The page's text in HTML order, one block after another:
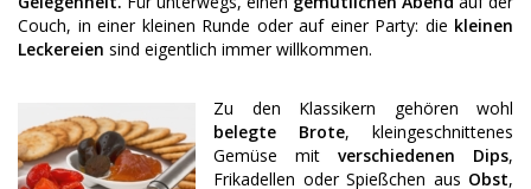
Couch, in einer kleinen Runde oder auf einer Party: die kleinen
Leckereien sind eigentlich immer willkommen.
Zu den Klassikern gehören wohl
belegte Brote, kleingeschnittenes
Gemüse mit verschiedenen Dips,
Frikadellen oder Spießchen aus Obst,